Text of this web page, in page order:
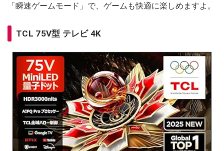
「瞬速ゲームモード」で、ゲームも快適に楽しめますよ。
TCL 75V型 テレビ 4K